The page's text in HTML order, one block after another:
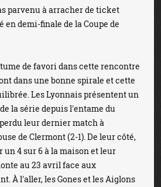
parvenu à arracher de ticket
en demi-finale de la Coupe de
de favori dans cette rencontre
dans une bonne spirale et cette
Les Lyonnais présentent un
la série depuis l'entame du
leur dernier match à
de Clermont (2-1). De leur côté,
4 sur 6 à la maison et leur
au 23 avril face aux
À l'aller, les Gones et les Aiglons